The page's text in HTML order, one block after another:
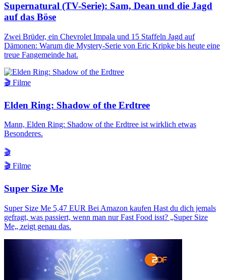
Supernatural (TV-Serie): Sam, Dean und die Jagd
auf das Böse
Zwei Brüder, ein Chevrolet Impala und 15 Staffeln Jagd auf
Dämonen: Warum die Mystery-Serie von Eric Kripke bis heute eine
treue Fangemeinde hat.
🎬 Filme
Elden Ring: Shadow of the Erdtree
Mann, Elden Ring: Shadow of the Erdtree ist wirklich etwas
Besonderes.
🎬
🎬 Filme
Super Size Me
Super Size Me 5,47 EUR Bei Amazon kaufen Hast du dich jemals
gefragt, was passiert, wenn man nur Fast Food isst? „Super Size
Me„ zeigt genau das.